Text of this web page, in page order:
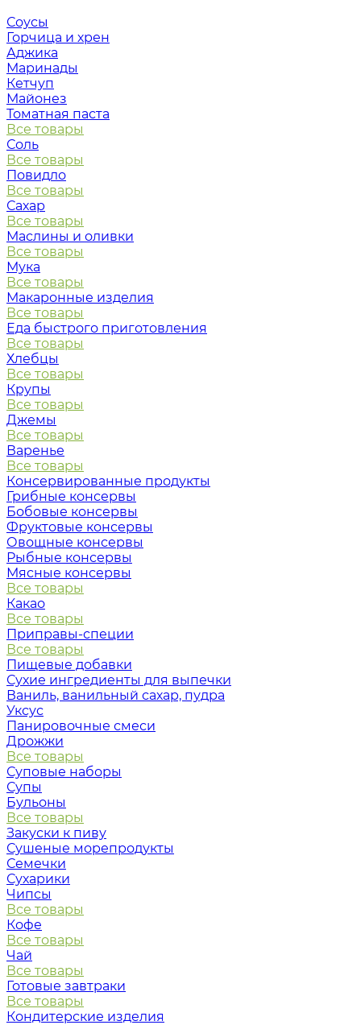
Соусы
Горчица и хрен
Аджика
Маринады
Кетчуп
Майонез
Томатная паста
Все товары
Соль
Все товары
Повидло
Все товары
Сахар
Все товары
Маслины и оливки
Все товары
Мука
Все товары
Макаронные изделия
Все товары
Еда быстрого приготовления
Все товары
Хлебцы
Все товары
Крупы
Все товары
Джемы
Все товары
Варенье
Все товары
Консервированные продукты
Грибные консервы
Бобовые консервы
Фруктовые консервы
Овощные консервы
Рыбные консервы
Мясные консервы
Все товары
Какао
Все товары
Приправы-специи
Все товары
Пищевые добавки
Сухие ингредиенты для выпечки
Ваниль, ванильный сахар, пудра
Уксус
Панировочные смеси
Дрожжи
Все товары
Суповые наборы
Супы
Бульоны
Все товары
Закуски к пиву
Сушеные морепродукты
Семечки
Сухарики
Чипсы
Все товары
Кофе
Все товары
Чай
Все товары
Готовые завтраки
Все товары
Кондитерские изделия